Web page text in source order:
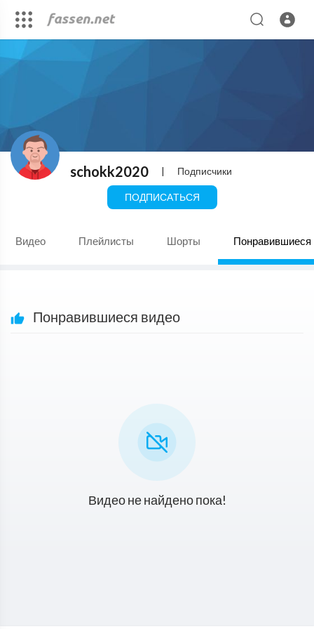
schokk2020 | Подписчики
ПОДПИСАТЬСЯ
Видео Плейлисты Шорты Понравившиеся
Понравившиеся видео
Видео не найдено пока!